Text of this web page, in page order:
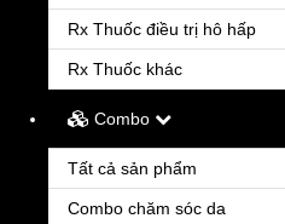
Rx Thuốc điều trị hô hấp
Rx Thuốc khác
Combo
Tất cả sản phẩm
Combo chăm sóc da